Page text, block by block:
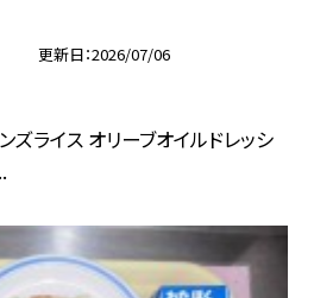
更新日 2026/07/06
ズライス オリーブオイルドレッシ